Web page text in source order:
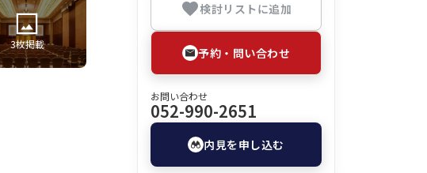
3枚掲載
検討リストに追加
予約・問い合わせ
お問い合わせ
052-990-2651
内見を申し込む